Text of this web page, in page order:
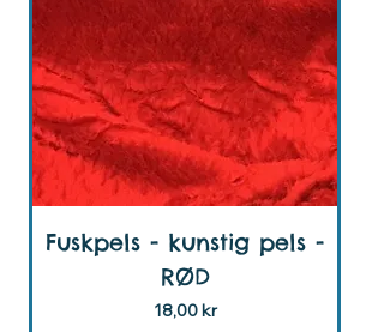
Fuskpels - kunstig pels -
RØD
Pris
18,00 kr